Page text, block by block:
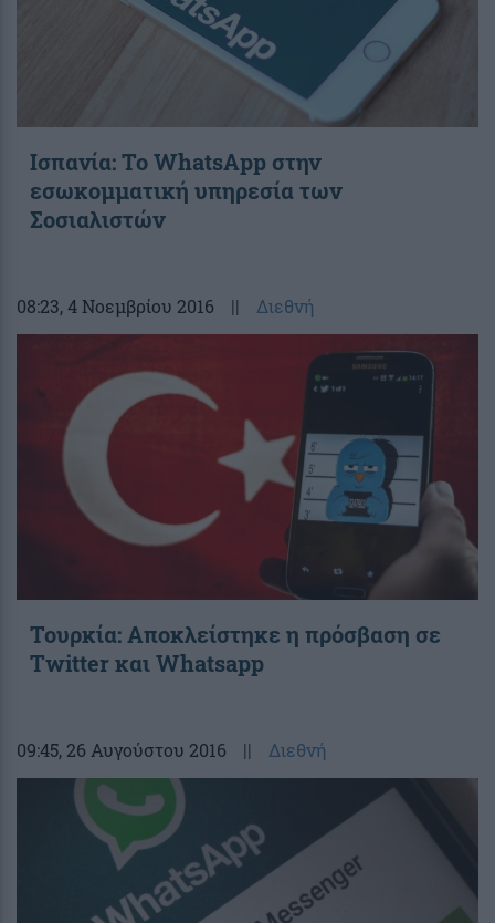
Ισπανία: Το WhatsApp στην
εσωκομματική υπηρεσία των
Σοσιαλιστών
08:23, 4 Νοεμβρίου 2016 || Διεθνή
Τουρκία: Αποκλείστηκε η πρόσβαση σε
Twitter και Whatsapp
09:45, 26 Αυγούστου 2016 || Διεθνή